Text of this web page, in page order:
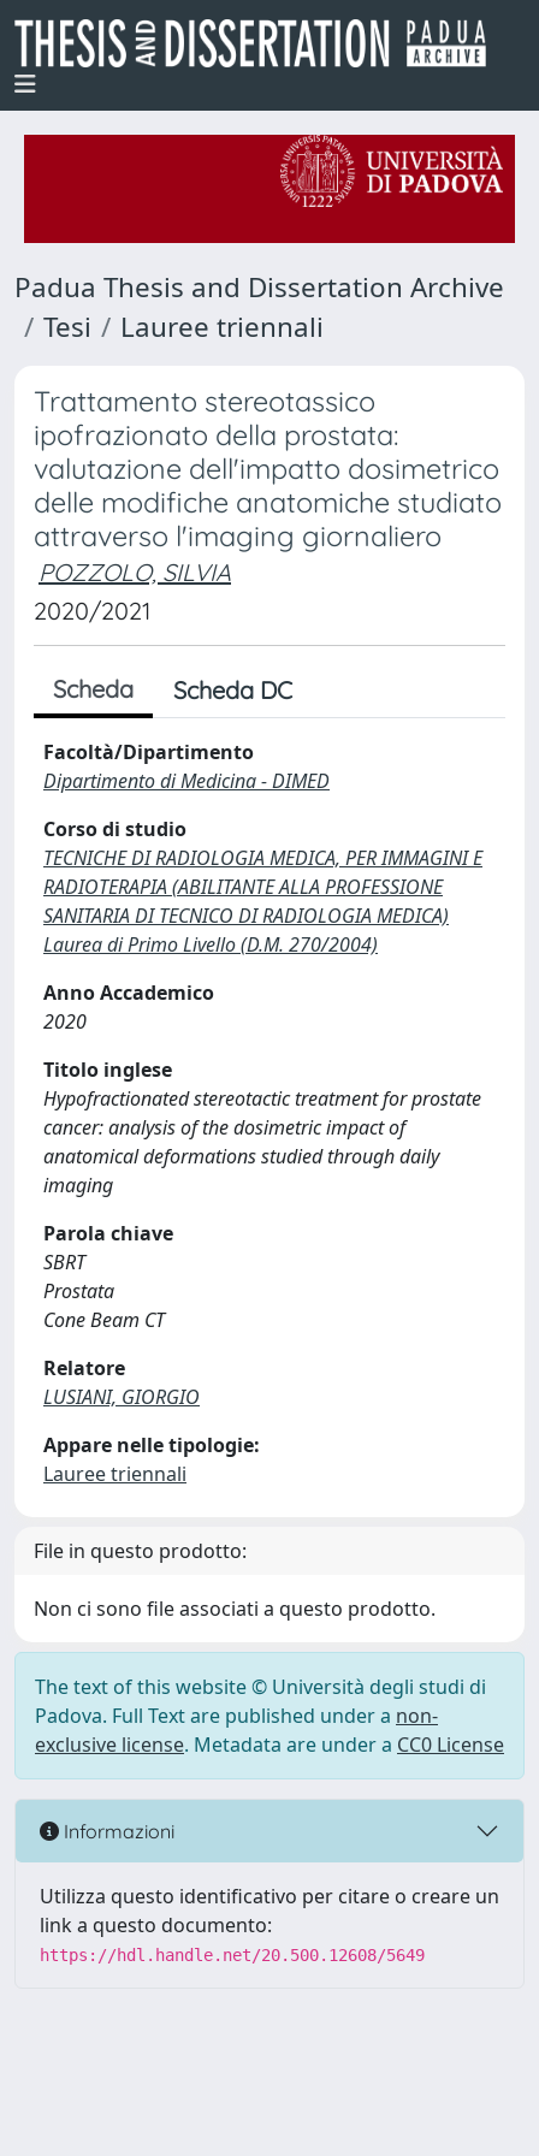
Padua Thesis and Dissertation Archive
Tesi
Lauree triennali
Trattamento stereotassico
ipofrazionato della prostata:
valutazione dell'impatto dosimetrico
delle modifiche anatomiche studiato
attraverso l'imaging giornaliero
POZZOLO, SILVIA
2020/2021
Scheda Scheda DC
Facoltà/Dipartimento
Dipartimento di Medicina - DIMED
Corso di studio
TECNICHE DI RADIOLOGIA MEDICA, PER IMMAGINI E
RADIOTERAPIA (ABILITANTE ALLA PROFESSIONE
SANITARIA DI TECNICO DI RADIOLOGIA MEDICA)
Laurea di Primo Livello (D.M. 270/2004)
Anno Accademico
2020
Titolo inglese
Hypofractionated stereotactic treatment for prostate
cancer: analysis of the dosimetric impact of
anatomical deformations studied through daily
imaging
Parola chiave
SBRT
Prostata
Cone Beam CT
Relatore
LUSIANI, GIORGIO
Appare nelle tipologie:
Lauree triennali
File in questo prodotto:
Non ci sono file associati a questo prodotto.
The text of this website © Università degli studi di
Padova. Full Text are published under a non-
exclusive license. Metadata are under a CC0 License
Informazioni
Utilizza questo identificativo per citare o creare un
link a questo documento:
https://hdl.handle.net/20.500.12608/5649